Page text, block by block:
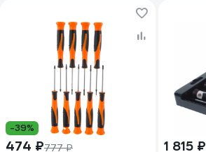
-39%
474 ₽777 ₽
1 815 ₽